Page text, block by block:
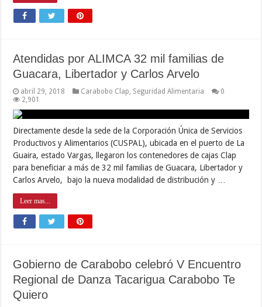
Atendidas por ALIMCA 32 mil familias de
Guacara, Libertador y Carlos Arvelo
abril 29, 2018 Carabobo Clap Seguridad Alimentaria
0
2,901
Directamente desde la sede de la Corporación Única de Servicios
Productivos y Alimentarios (CUSPAL), ubicada en el puerto de La
Guaira, estado Vargas, llegaron los contenedores de cajas Clap
para beneficiar a más de 32 mil familias de Guacara, Libertador y
Carlos Arvelo, bajo la nueva modalidad de distribución y …
Leer mas...
Gobierno de Carabobo celebró V Encuentro
Regional de Danza Tacarigua Carabobo Te
Quiero